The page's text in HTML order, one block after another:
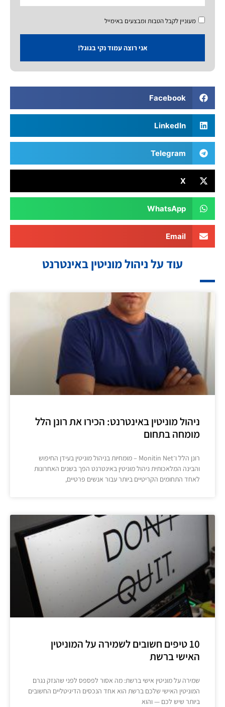
מעוניין לקבל הטבות ומבצעים באימייל
אני רוצה עמוד נקי בגוגל!
Facebook
LinkedIn
Telegram
X
WhatsApp
Email
עוד על ניהול מוניטין באינטרנט
ניהול מוניטין באינטרנט: הכירו את רונן הלל
מומחה בתחום
רונן הלל ו־Monitin Net – מומחיות בניהול מוניטין בעידן החיפוש
והבינה המלאכותית ניהול מוניטין באינטרנט הפך בשנים האחרונות
לאחד התחומים הקריטיים ביותר עבור אנשים פרטיים,
10 טיפים חשובים לשמירה על המוניטין
האישי ברשת
שמירה על מוניטין אישי ברשת: מה אסור לפספס לפני שהנזק נגרם
המוניטין האישי שלכם ברשת הוא אחד הנכסים הדיגיטליים החשובים
ביותר שיש לכם — והוא